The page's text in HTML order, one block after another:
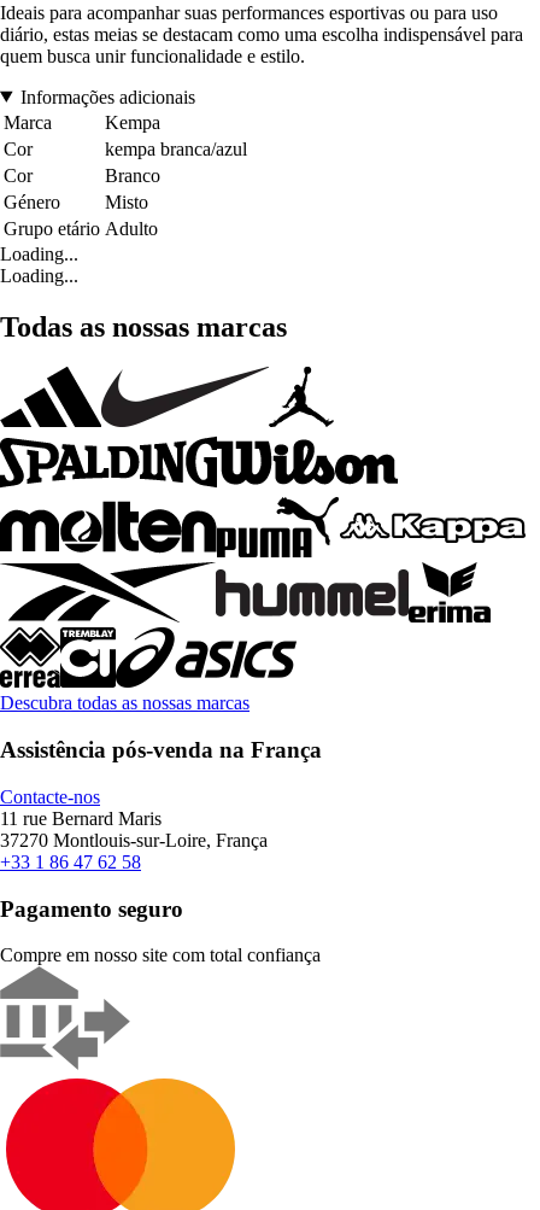
Ideais para acompanhar suas performances esportivas ou para uso
diário, estas meias se destacam como uma escolha indispensável para
quem busca unir funcionalidade e estilo.
Informações adicionais
Marca
Kempa
Cor
kempa branca/azul
Cor
Branco
Género
Misto
Grupo etário Adulto
Loading...
Loading...
Todas as nossas marcas
Descubra todas as nossas marcas
Assistência pós-venda na França
Contacte-nos
11 rue Bernard Maris
37270 Montlouis-sur-Loire, França
+33 1 86 47 62 58
Pagamento seguro
Compre em nosso site com total confiança